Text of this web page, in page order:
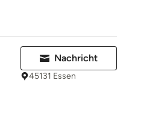
Nachricht
45131 Essen